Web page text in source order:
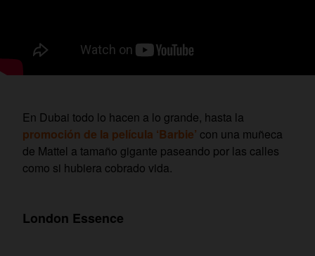
En Dubai todo lo hacen a lo grande, hasta la
promoción de la película ‘Barbie’ con una muñeca
de Mattel a tamaño gigante paseando por las calles
como si hubiera cobrado vida.
London Essence